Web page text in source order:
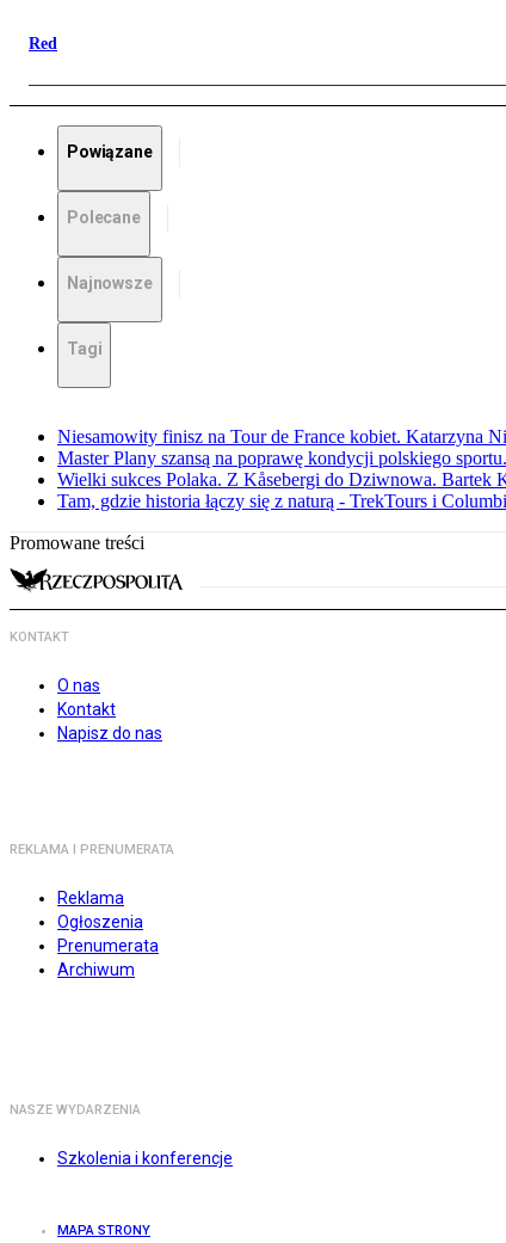
Red
Powiązane
Polecane
Najnowsze
Tagi
Niesamowity finisz na Tour de France kobiet. Katarzyna
Master Plany szansą na poprawę kondycji polskiego
Wielki sukces Polaka. Z Kåsebergi do Dziwnowa. Bartek
Tam, gdzie historia łączy się z naturą - TrekTours i
Promowane treści
KONTAKT
O nas
Kontakt
Napisz do nas
REKLAMA I PRENUMERATA
Reklama
Ogłoszenia
Prenumerata
Archiwum
NASZE WYDARZENIA
Szkolenia i konferencje
MAPA STRONY